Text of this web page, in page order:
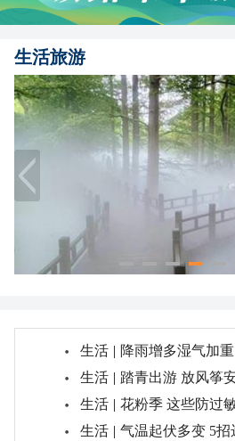
生活旅游
生活 | 降雨增多湿气加
生活 | 踏青出游 放风筝
生活 | 花粉季 这些防过
生活 | 气温起伏多变 5